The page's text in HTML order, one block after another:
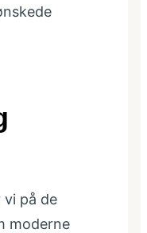
vi på de
moderne